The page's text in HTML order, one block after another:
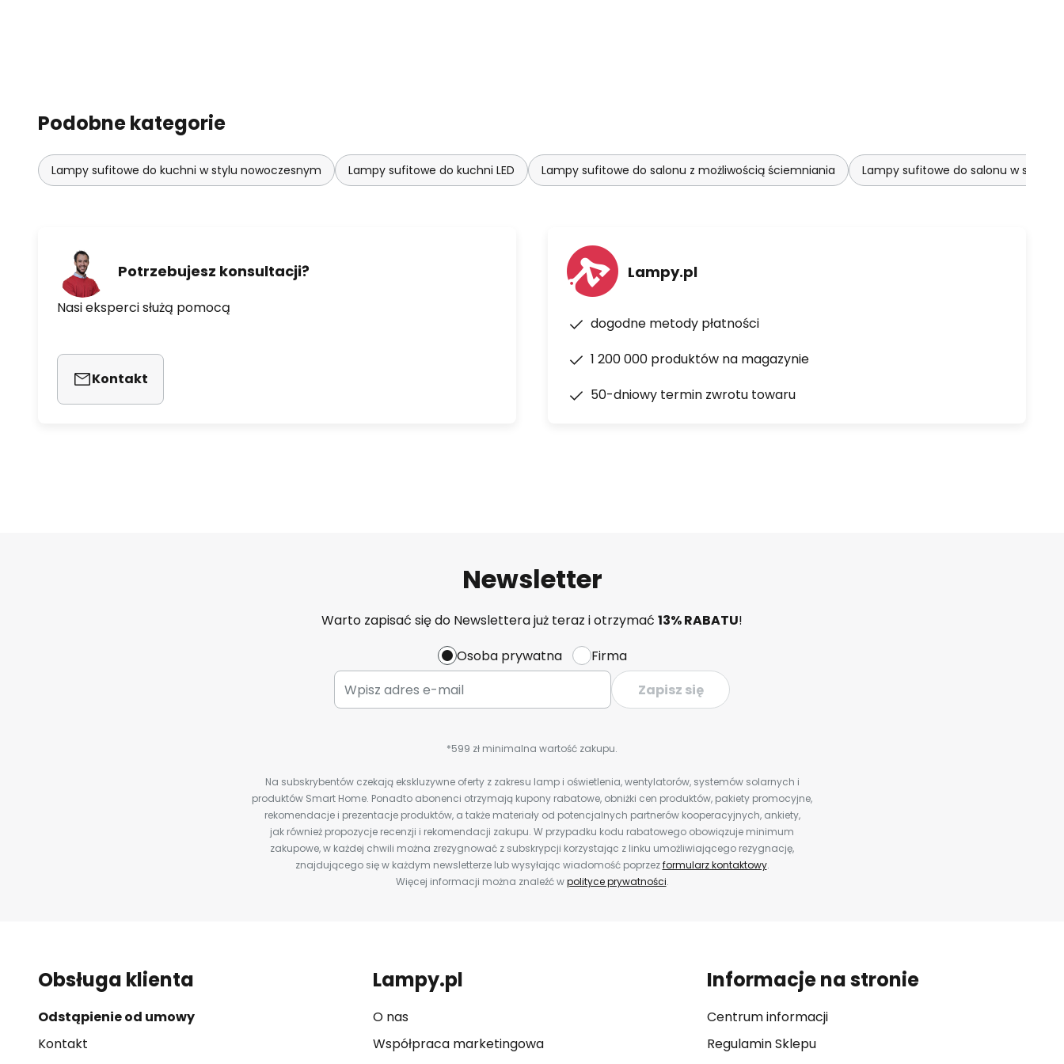
Podobne kategorie
Lampy sufitowe do kuchni w stylu nowoczesnym Lampy sufitowe do kuchni LED Lampy sufitowe do salonu z możliwością ściemniania Lampy sufitowe do salonu w stylu
Potrzebujesz konsultacji?
Nasi eksperci służą pomocą
Kontakt
Lampy.pl
dogodne metody płatności
1 200 000 produktów na magazynie
50-dniowy termin zwrotu towaru
Newsletter
Warto zapisać się do Newslettera już teraz i otrzymać 13% RABATU!
Osoba prywatna
Firma
Zapisz się
*599 zł minimalna wartość zakupu.
Na subskrybentów czekają ekskluzywne oferty z zakresu lamp i oświetlenia, wentylatorów, systemów solarnych i
produktów Smart Home. Ponadto abonenci otrzymają kupony rabatowe, obniżki cen produktów, pakiety promocyjne,
rekomendacje i prezentacje produktów, a także materiały od potencjalnych partnerów kooperacyjnych, ankiety,
jak również propozycje recenzji i rekomendacji zakupu. W przypadku kodu rabatowego obowiązuje minimum
zakupowe, w każdej chwili można zrezygnować z subskrypcji korzystając z linku umożliwiającego rezygnację,
znajdującego się w każdym newsletterze lub wysyłając wiadomość poprzezformularz kontaktowy.
Więcej informacji można znaleźć wpolityce prywatności.
Obsługa klienta
Odstąpienie od umowy
Kontakt
Lampy.pl
O nas
Współpraca marketingowa
Informacje na stronie
Centrum informacji
Regulamin Sklepu